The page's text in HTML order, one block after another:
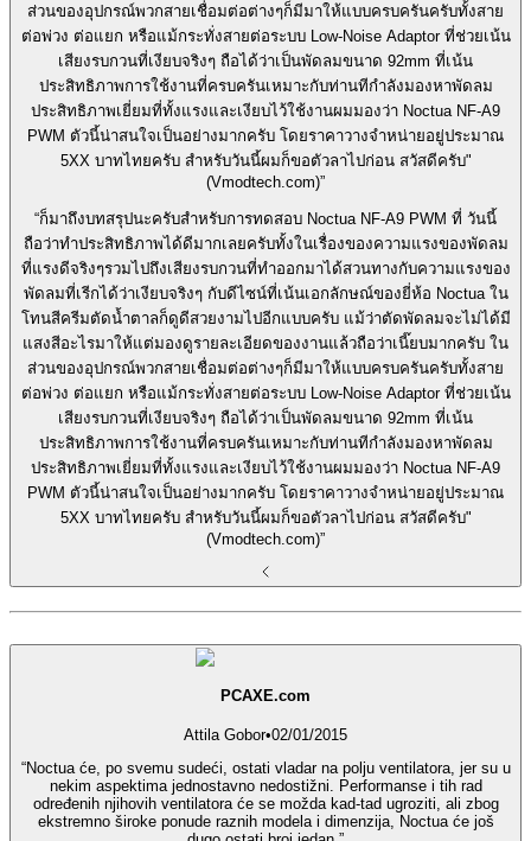
ส่วนของอุปกรณ์พวกสายเชื่อมต่อต่างๆก็มีมาให้แบบครบครันครับทั้งสาย
ต่อพ่วง ต่อแยก หรือแม้กระทั่งสายต่อระบบ Low-Noise Adaptor ที่ช่วยเน้น
เสียงรบกวนที่เงียบจริงๆ ถือได้ว่าเป็นพัดลมขนาด 92mm ที่เน้น
ประสิทธิภาพการใช้งานที่ครบครันเหมาะกับท่านทีกำลังมองหาพัดลม
ประสิทธิภาพเยี่ยมที่ทั้งแรงและเงียบไว้ใช้งานผมมองว่า Noctua NF-A9
PWM ตัวนี้น่าสนใจเป็นอย่างมากครับ โดยราคาวางจำหน่ายอยู่ประมาณ
5XX บาทไทยครับ สำหรับวันนี้ผมก็ขอตัวลาไปก่อน สวัสดีครับ"
(Vmodtech.com)”
“ก็มาถึงบทสรุปนะครับสำหรับการทดสอบ Noctua NF-A9 PWM ที่ วันนี้
ถือว่าทำประสิทธิภาพได้ดีมากเลยครับทั้งในเรื่องของความแรงของพัดลม
ที่แรงดีจริงๆรวมไปถึงเสียงรบกวนที่ทำออกมาได้สวนทางกับความแรงของ
พัดลมที่เรีกได้ว่าเงียบจริงๆ กับดีไซน์ที่เน้นเอกลักษณ์ของยี่ห้อ Noctua ใน
โทนสีครีมตัดน้ำตาลก็ดูดีสวยงามไปอีกแบบครับ แม้ว่าตัดพัดลมจะไม่ได้มี
แสงสีอะไรมาให้แต่มองดูรายละเอียดของงานแล้วถือว่าเนี๊ยบมากครับ ใน
ส่วนของอุปกรณ์พวกสายเชื่อมต่อต่างๆก็มีมาให้แบบครบครันครับทั้งสาย
ต่อพ่วง ต่อแยก หรือแม้กระทั่งสายต่อระบบ Low-Noise Adaptor ที่ช่วยเน้น
เสียงรบกวนที่เงียบจริงๆ ถือได้ว่าเป็นพัดลมขนาด 92mm ที่เน้น
ประสิทธิภาพการใช้งานที่ครบครันเหมาะกับท่านทีกำลังมองหาพัดลม
ประสิทธิภาพเยี่ยมที่ทั้งแรงและเงียบไว้ใช้งานผมมองว่า Noctua NF-A9
PWM ตัวนี้น่าสนใจเป็นอย่างมากครับ โดยราคาวางจำหน่ายอยู่ประมาณ
5XX บาทไทยครับ สำหรับวันนี้ผมก็ขอตัวลาไปก่อน สวัสดีครับ"
(Vmodtech.com)”
PCAXE.com
Attila Gobor•02/01/2015
“Noctua će, po svemu sudeći, ostati vladar na polju ventilatora, jer su u
nekim aspektima jednostavno nedostižni. Performanse i tih rad
određenih njihovih ventilatora će se možda kad-tad ugroziti, ali zbog
ekstremno široke ponude raznih modela i dimenzija, Noctua će još